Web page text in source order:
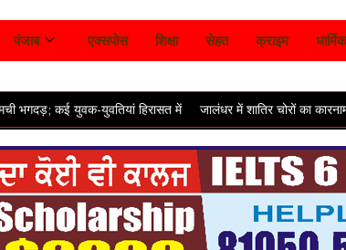
पंजाब एक्सपोस शिक्षा सेहत क्राइम धार्मिक
युवतियां हिरासत में जालंधर में शातिर चोरों का कारनामा, सोते हुए